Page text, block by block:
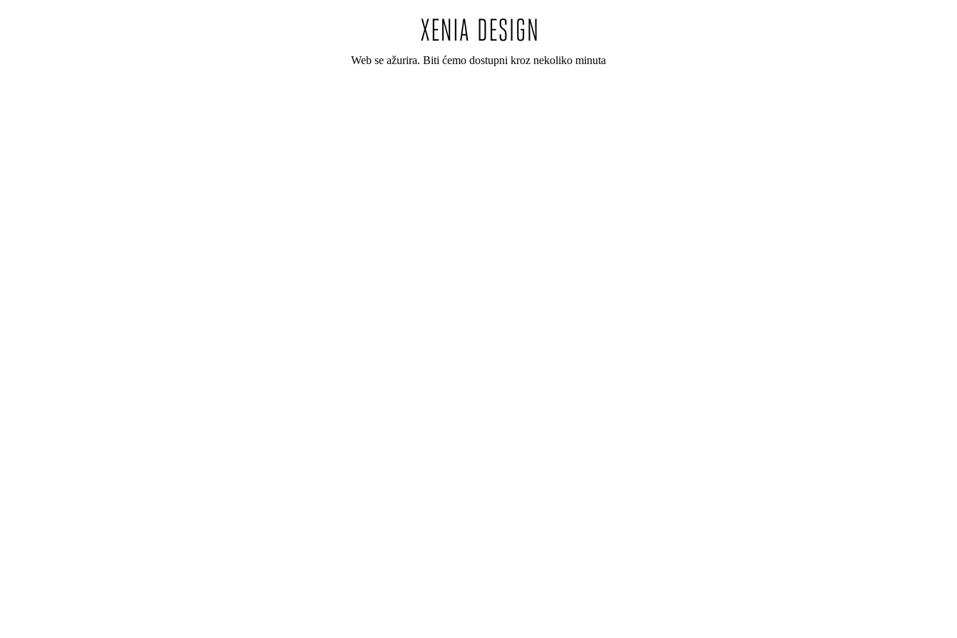
Web se ažurira. Biti ćemo dostupni kroz nekoliko minuta